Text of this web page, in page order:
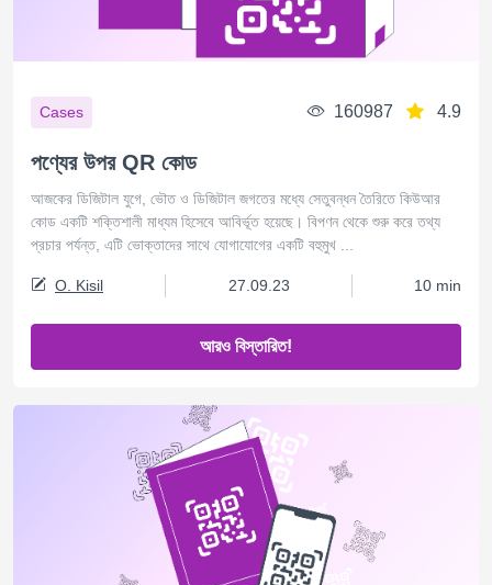
Cases 160987 4.9
পণ্যের উপর QR কোড
আজকের ডিজিটাল যুগে, ভৌত ও ডিজিটাল জগতের মধ্যে সেতুবন্ধন তৈরিতে কিউআর
কোড একটি শক্তিশালী মাধ্যম হিসেবে আবির্ভূত হয়েছে। বিপণন থেকে শুরু করে তথ্য
প্রচার পর্যন্ত, এটি ভোক্তাদের সাথে যোগাযোগের একটি বহুমুখ ...
O. Kisil 27.09.23 10 min
আরও বিস্তারিত!